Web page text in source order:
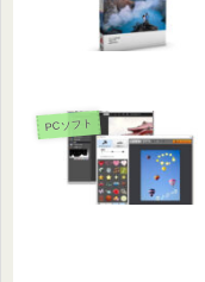
PCソフト